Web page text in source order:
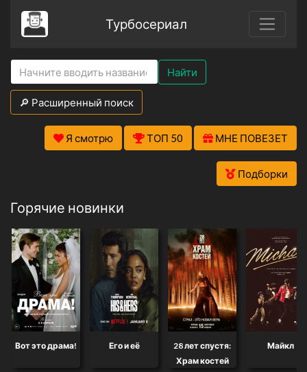
Турбосериал
Найти
🔎 Расширенный поиск
Я смотрю ТОП 50 МНЕ ПОВЕЗЕТ
Подборки
Горячие новинки
Вот это драма! Его и её
28 лет спустя:
Храм костей
Майкл